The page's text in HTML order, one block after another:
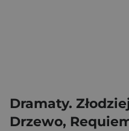
Dramaty.
Drzewo,